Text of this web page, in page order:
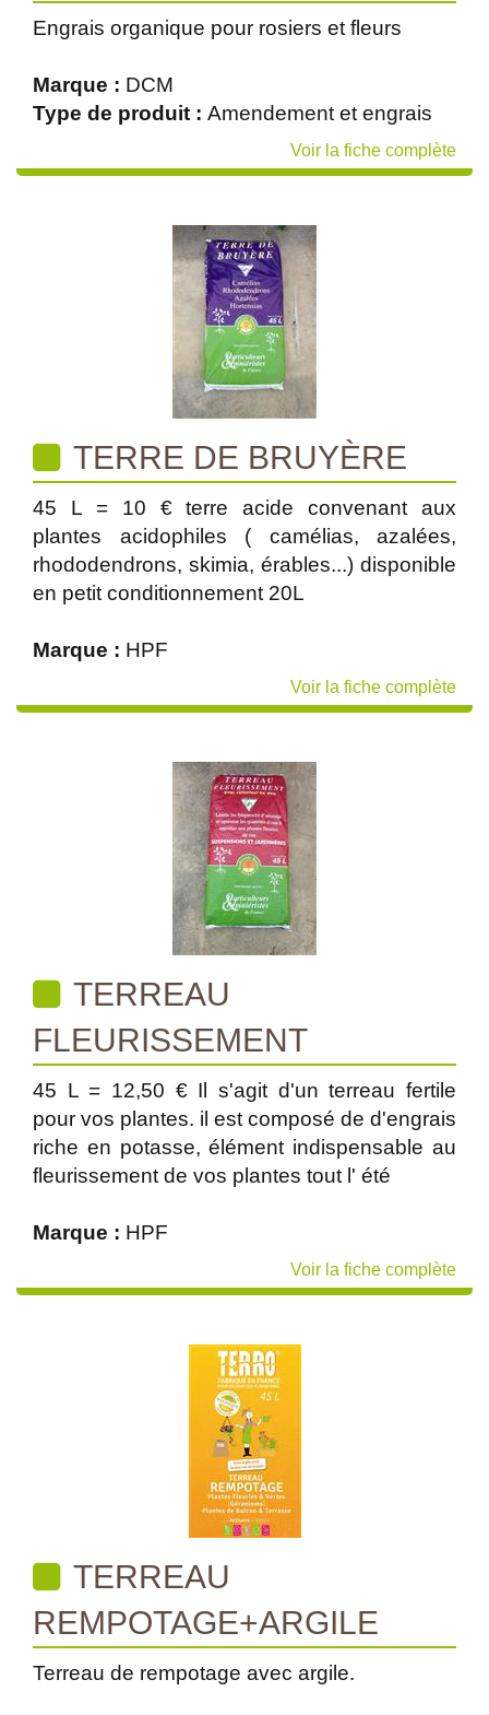
Engrais organique pour rosiers et fleurs
Marque : DCM
Type de produit : Amendement et engrais
Voir la fiche complète
TERRE DE BRUYÈRE
45 L = 10 € terre acide convenant aux
plantes acidophiles ( camélias, azalées,
rhododendrons, skimia, érables...) disponible
en petit conditionnement 20L
Marque : HPF
Voir la fiche complète
TERREAU
FLEURISSEMENT
45 L = 12,50 € Il s'agit d'un terreau fertile
pour vos plantes. il est composé de d'engrais
riche en potasse, élément indispensable au
fleurissement de vos plantes tout l' été
Marque : HPF
Voir la fiche complète
TERREAU
REMPOTAGE+ARGILE
Terreau de rempotage avec argile.